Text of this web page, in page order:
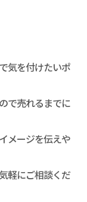
気を付けたいポ
で売れるまでに
メージを伝えや
軽にご相談くだ